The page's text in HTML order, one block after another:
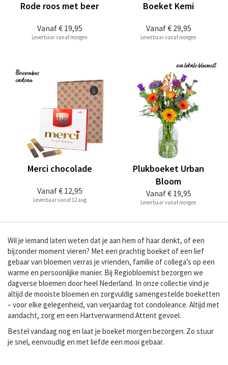
Vanaf€ 19,95
Rode roos met beer
Leverbaar vanaf morgen
Vanaf€ 29,95
Boeket Kemi
Leverbaar vanaf morgen
Vanaf€ 12,95
Merci chocolade
Leverbaar vanaf 12 aug
Vanaf€ 19,95
Plukboeket Urban
Bloom
Leverbaar vanaf morgen
Wil je iemand laten weten dat je aan hem of haar denkt, of een
bijzonder moment vieren? Met een prachtig boeket of een lief
gebaar van bloemen verras je vrienden, familie of collega’s op een
warme en persoonlijke manier. Bij Regiobloemist bezorgen we
dagverse bloemen door heel Nederland. In onze collectie vind je
altijd de mooiste bloemen en zorgvuldig samengestelde boeketten
– voor elke gelegenheid, van verjaardag tot condoleance. Altijd met
aandacht, zorg en een Hartverwarmend Attent gevoel.
Bestel vandaag nog en laat je boeket morgen bezorgen. Zo stuur
je snel, eenvoudig en met liefde een mooi gebaar.